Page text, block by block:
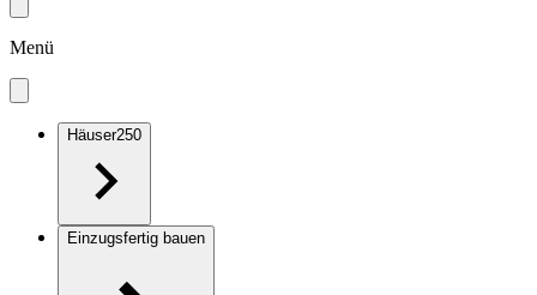
Menü
Häuser250
Einzugsfertig bauen